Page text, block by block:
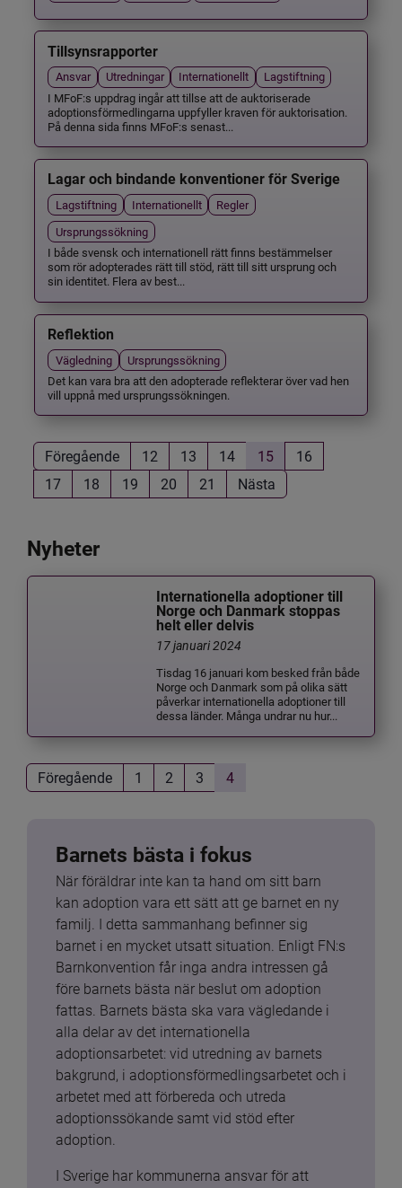
Tillsynsrapporter
Ansvar Utredningar Internationellt
Lagstiftning
I MFoF:s uppdrag ingår att tillse att de auktoriserade
adoptionsförmedlingarna uppfyller kraven för auktorisation.
På denna sida finns MFoF:s senast...
Lagar och bindande konventioner för Sverige
Lagstiftning Internationellt
Regler
Ursprungssökning
I både svensk och internationell rätt finns bestämmelser
som rör adopterades rätt till stöd, rätt till sitt ursprung och
sin identitet. Flera av best...
Reflektion
Vägledning
Ursprungssökning
Det kan vara bra att den adopterade reflekterar över vad hen
vill uppnå med ursprungssökningen.
Föregående 12 13 14 15
16
17
18 19 20 21 Nästa
Nyheter
Internationella adoptioner till
Norge och Danmark stoppas
helt eller delvis
17 januari 2024
Tisdag 16 januari kom besked från både
Norge och Danmark som på olika sätt
påverkar internationella adoptioner till
dessa länder. Många undrar nu hur...
Föregående 1 2 3 4
Barnets bästa i fokus
När föräldrar inte kan ta hand om sitt barn
kan adoption vara ett sätt att ge barnet en ny
familj. I detta sammanhang befinner sig
barnet i en mycket utsatt situation. Enligt FN:s
Barnkonvention får inga andra intressen gå
före barnets bästa när beslut om adoption
fattas. Barnets bästa ska vara vägledande i
alla delar av det internationella
adoptionsarbetet: vid utredning av barnets
bakgrund, i adoptionsförmedlingsarbetet och i
arbetet med att förbereda och utreda
adoptionssökande samt vid stöd efter
adoption.
I Sverige har kommunerna ansvar för att